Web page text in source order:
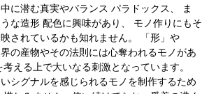
に潜む真実やバランス パラドックス、 ま
な造形 配色に興味があり、 モノ作りにもそ
されているかも知れません。 「形」や
界の産物やその法則には心奪われるモノがあ
える上で大いなる刺激となっています。
シグナルを感じられるモノを制作するため